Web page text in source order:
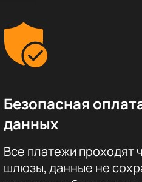
Безопасная
данных
Все платежи проходят
шлюзы, данные не